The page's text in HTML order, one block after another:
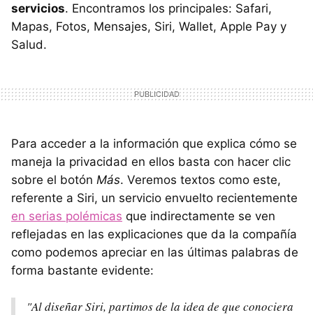
servicios. Encontramos los principales: Safari,
Mapas, Fotos, Mensajes, Siri, Wallet, Apple Pay y
Salud.
Para acceder a la información que explica cómo se
maneja la privacidad en ellos basta con hacer clic
sobre el botón Más. Veremos textos como este,
referente a Siri, un servicio envuelto recientemente
en serias polémicas que indirectamente se ven
reflejadas en las explicaciones que da la compañía
como podemos apreciar en las últimas palabras de
forma bastante evidente:
"Al diseñar Siri, partimos de la idea de que conociera